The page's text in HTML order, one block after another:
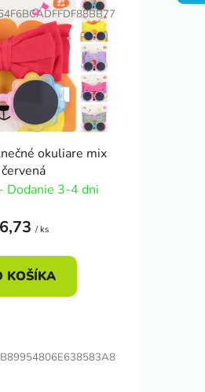
okuliare mix
Dodanie 3-4 dni
/ ks
KOŠÍKA